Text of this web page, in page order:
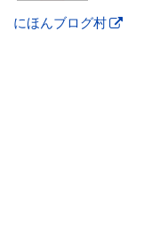
にほんブログ村